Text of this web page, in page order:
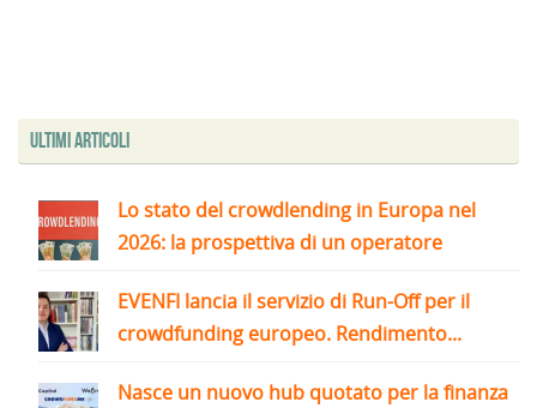
Ultimi articoli
Lo stato del crowdlending in Europa nel
2026: la prospettiva di un operatore
EVENFI lancia il servizio di Run-Off per il
crowdfunding europeo. Rendimento...
Nasce un nuovo hub quotato per la finanza